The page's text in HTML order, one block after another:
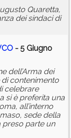
Quaretta,
dei sindaci di
- 5 Giugno
dell’Arma dei
di contenimento
celebrare
si è preferita una
all’interno
sede della
preso parte un